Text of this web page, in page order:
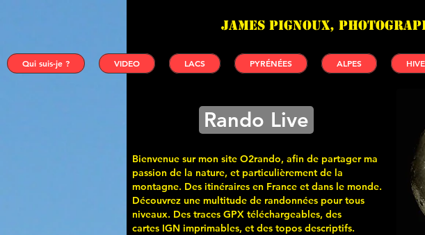
James PIGNOUX,
Qui suis-je ? VIDEO LACS PYRÉNÉES ALPES
Rando Live
Bienvenue sur mon site O2rando, afin de partager ma
passion de la nature, et particulièrement de la
montagne. Des itinéraires en France et dans le monde.
Découvrez une multitude de randonnées pour tous
niveaux. Des traces GPX téléchargeables, des
cartes IGN imprimables, et des topos descriptifs.